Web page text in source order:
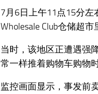
7月6日上午11点15分左
Wholesale Club仓储超
当时，该地区正遭遇强
常一样推着购物车购物
监控画面显示，事发前